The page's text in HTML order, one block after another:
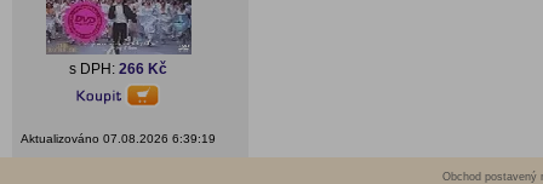
s DPH: 266 Kč
Aktualizováno 07.08.2026 6:39:19
Obchod postavený